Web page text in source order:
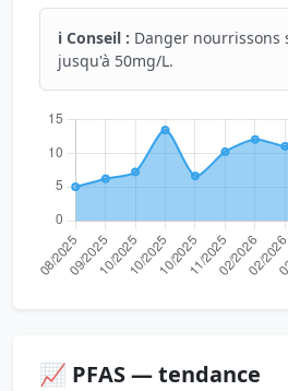
ℹ️ Conseil : Danger nourrissons
jusqu'à 50mg/L.
📈 PFAS — tendance